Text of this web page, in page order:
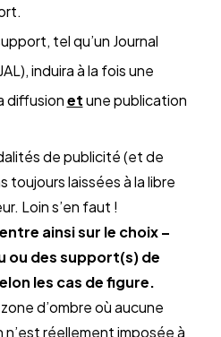
tel qu’un Journal
induira à la fois une
diffusionetune publication
de publicité (et de
laissées à la libre
Loin s’en faut !
ainsi sur le choix –
ou des support(s) de
les cas de figure.
d’ombre où aucune
réellement imposée à